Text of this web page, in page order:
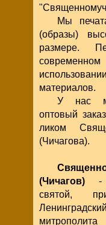
Мы
(образы)
размере.
материалов.
У нас
оптовый
ликом
(Чичагова).
(Чичагов) -
святой,